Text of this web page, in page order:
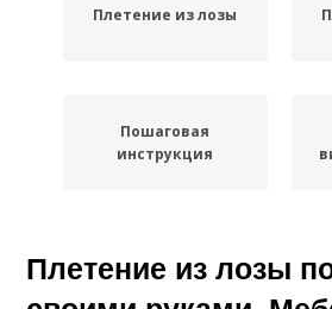
Плетение из лозы
Пошаговая
инструкция
Подготовка к
плетению
Плетение из лозы